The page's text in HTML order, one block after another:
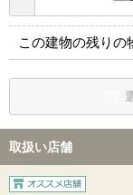
この建物の残りの
取扱い店舗